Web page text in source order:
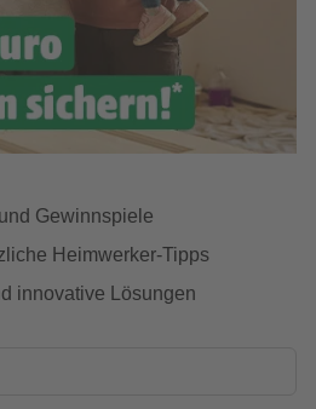
Gewinnspiele
Heimwerker-Tipps
innovative Lösungen